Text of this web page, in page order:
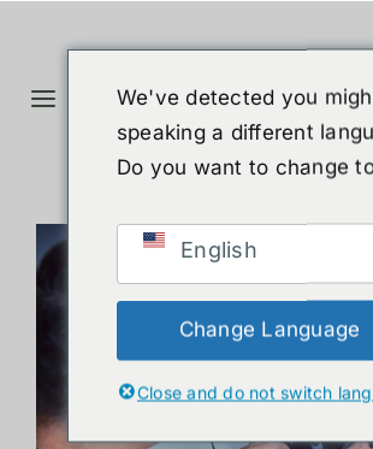
Toggle
Navigation
製品
ヒューマノイド
ニュース
We've detected you
speaking a different
Do you want to change
English
Change Language
Close and do not switch